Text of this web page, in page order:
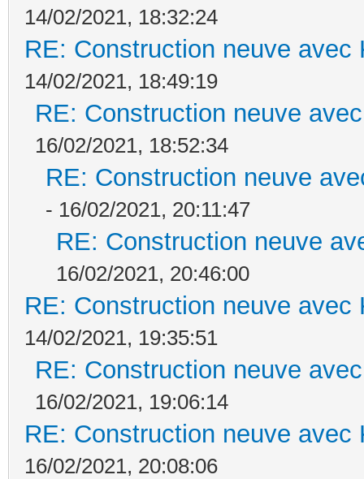
14/02/2021, 18:32:24
RE: Construction neuve avec
14/02/2021, 18:49:19
RE: Construction neuve
16/02/2021, 18:52:34
RE: Construction neuve
- 16/02/2021, 20:11:47
RE: Construction neuve
16/02/2021, 20:46:00
RE: Construction neuve avec
14/02/2021, 19:35:51
RE: Construction neuve
16/02/2021, 19:06:14
RE: Construction neuve avec
16/02/2021, 20:08:06